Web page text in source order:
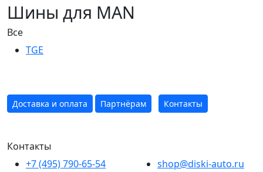
Шины для MAN
Все
TGE
Доставка и оплата Партнёрам Контакты
Контакты
+7 (495) 790-65-54
shop@diski-auto.ru